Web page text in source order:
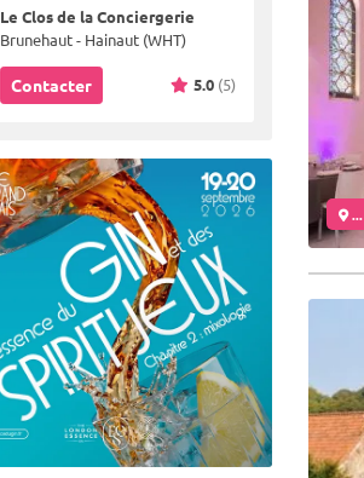
Le Clos de la Conciergerie
Brunehaut - Hainaut (WHT)
Contacter 5.0 (5)
...